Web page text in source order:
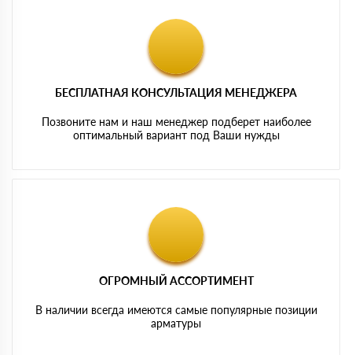
БЕСПЛАТНАЯ КОНСУЛЬТАЦИЯ МЕНЕДЖЕРА
Позвоните нам и наш менеджер подберет наиболее
оптимальный вариант под Ваши нужды
ОГРОМНЫЙ АССОРТИМЕНТ
В наличии всегда имеются самые популярные позиции
арматуры